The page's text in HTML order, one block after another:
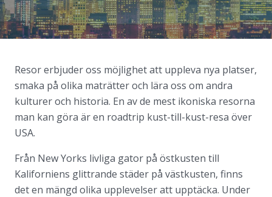
Resor erbjuder oss möjlighet att uppleva nya platser,
smaka på olika maträtter och lära oss om andra
kulturer och historia. En av de mest ikoniska resorna
man kan göra är en roadtrip kust-till-kust-resa över
USA.
Från New Yorks livliga gator på östkusten till
Kaliforniens glittrande städer på västkusten, finns
det en mängd olika upplevelser att upptäcka. Under